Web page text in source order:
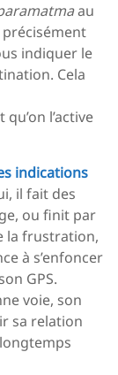
au
précisément
indiquer le
Cela
l’active
indications
il fait des
ou finit par
la frustration,
à s’enfoncer
GPS.
voie, son
sa relation